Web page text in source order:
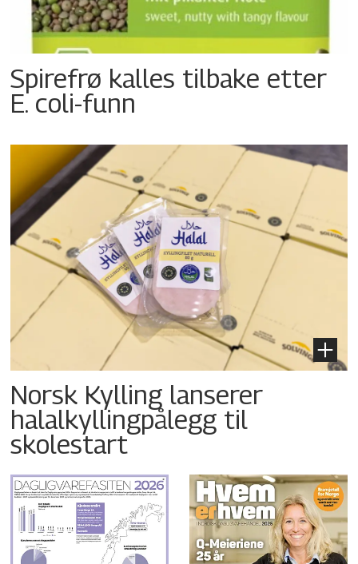
Spirefrø kalles tilbake etter
E. coli-funn
Norsk Kylling lanserer
halalkyllingpålegg til
skolestart